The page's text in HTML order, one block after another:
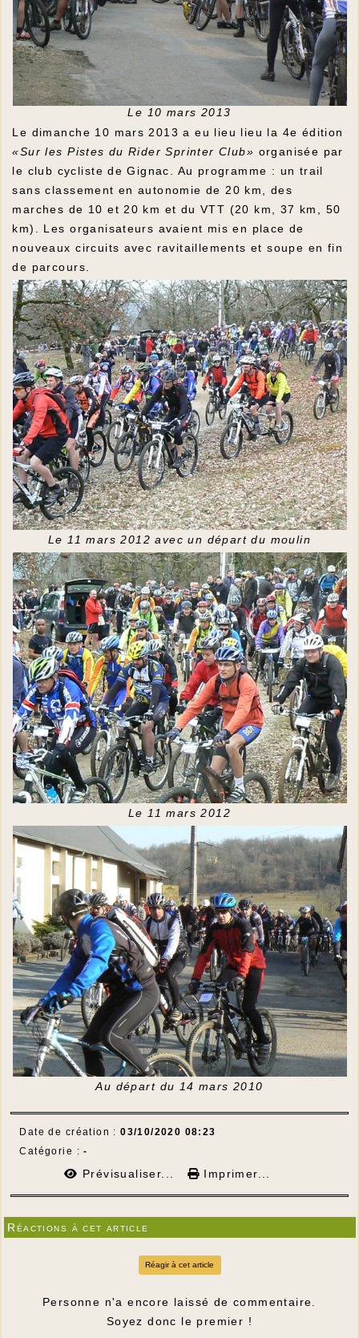
Le 10 mars 2013
Le dimanche 10 mars 2013 a eu lieu lieu la 4e édition
«Sur les Pistes du Rider Sprinter Club» organisée par
le club cycliste de Gignac. Au programme : un trail
sans classement en autonomie de 20 km, des
marches de 10 et 20 km et du VTT (20 km, 37 km, 50
km). Les organisateurs avaient mis en place de
nouveaux circuits avec ravitaillements et soupe en fin
de parcours.
Le 11 mars 2012 avec un départ du moulin
Le 11 mars 2012
Au départ du 14 mars 2010
Date de création :03/10/2020 08:23
Catégorie :-
Prévisualiser... Imprimer...
Réactions à cet article
Réagir à cet article
Personne n'a encore laissé de commentaire.
Soyez donc le premier !